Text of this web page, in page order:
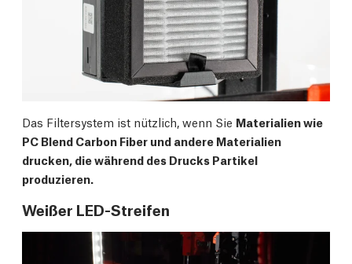
Das Filtersystem ist nützlich, wenn Sie Materialien wie
PC Blend Carbon Fiber und andere Materialien
drucken, die während des Drucks Partikel
produzieren.
Weißer LED-Streifen